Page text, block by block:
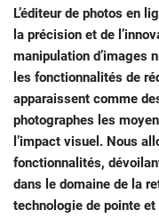
L’éditeur de photos en
la précision et de
manipulation d’images
les fonctionnalités de
apparaissent comme
photographes les
l’impact visuel. Nous
fonctionnalités,
dans le domaine de la
technologie de pointe